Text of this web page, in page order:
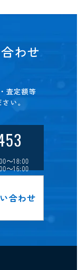
わせ
査定額等
い。
～18:00
～16:00
合わせ